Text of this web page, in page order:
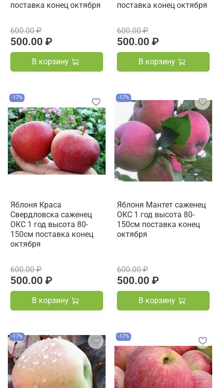
поставка конец октября
600.00 ₽
500.00 ₽
В корзину
поставка конец октября
600.00 ₽
500.00 ₽
В корзину
-17%
Яблоня Краса
Свердловска саженец
ОКС 1 год высота 80-
150см поставка конец
октября
600.00 ₽
500.00 ₽
В корзину
-17%
Яблоня Мантет саженец
ОКС 1 год высота 80-
150см поставка конец
октября
600.00 ₽
500.00 ₽
В корзину
-17% -17%